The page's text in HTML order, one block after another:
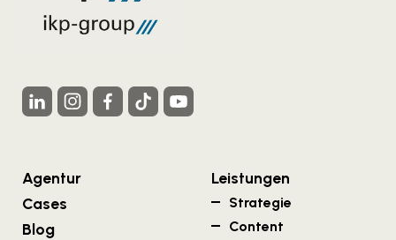
Agentur
Cases
Blog
Leistungen
Strategie
Content